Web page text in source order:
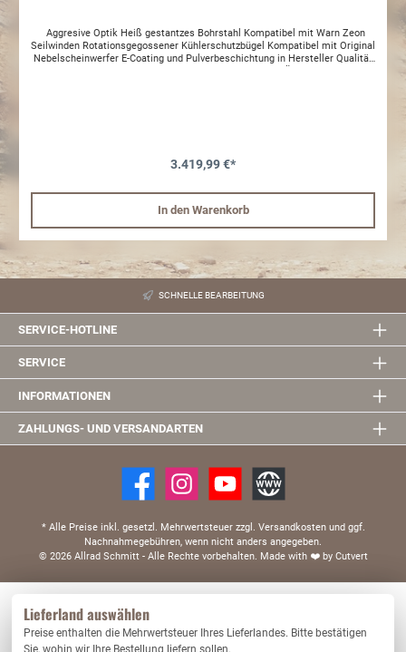
Seilwinden Rotationsgegossener Kühlerschutzbügel Kompatibel mit Original
Nebelscheinwerfer E-Coating und Pulverbeschichtung in Hersteller Qualität
3.419,99 €*
In den Warenkorb
SCHNELLE BEARBEITUNG
SERVICE-HOTLINE
SERVICE
INFORMATIONEN
ZAHLUNGS- UND VERSANDARTEN
* Alle Preise inkl. gesetzl. Mehrwertsteuer zzgl. Versandkosten und ggf.
Nachnahmegebühren, wenn nicht anders angegeben.
© 2026 Allrad Schmitt - Alle Rechte vorbehalten. Made with ❤️by Cutvert
Lieferland auswählen
Preise enthalten die Mehrwertsteuer Ihres Lieferlandes. Bitte bestätigen
Sie, wohin wir Ihre Bestellung liefern sollen.
Nur technisch notwendige Konfigurieren